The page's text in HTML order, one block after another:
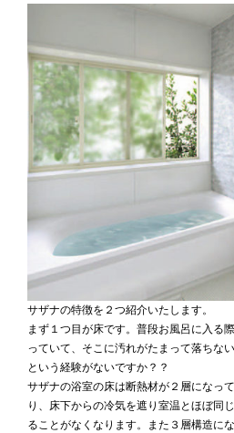
サザナの特徴を２つ紹介いたします。
まず１つ目が床です。普段お風呂に入る
っていて、そこに汚れがたまって落ちない
という経験がないですか？？
サザナの浴室の床は断熱材が２層になっ
り、床下からの冷気を遮り室温とほぼ同
ることがなくなります。また３層構造に